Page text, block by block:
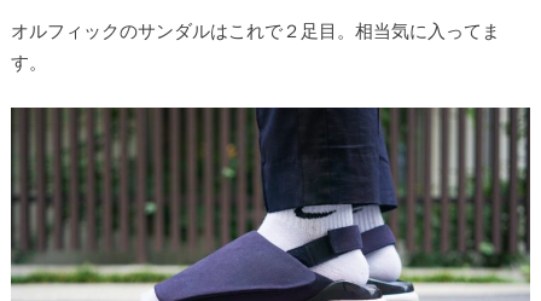
オルフィックのサンダルはこれで２足目。相当気に入ってま
す。